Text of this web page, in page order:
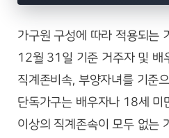
가구원 구성에 따라 적용되는
12월 31일 기준 거주자 및 배
직계존비속, 부양자녀를 기준
단독가구는 배우자나 18세 미
이상의 직계존속이 모두 없는